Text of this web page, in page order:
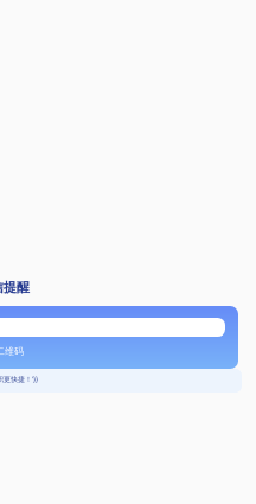
提醒
维码
更快捷！'}}